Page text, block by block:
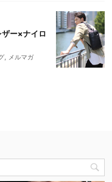
ー×ナイロ
, メルマガ